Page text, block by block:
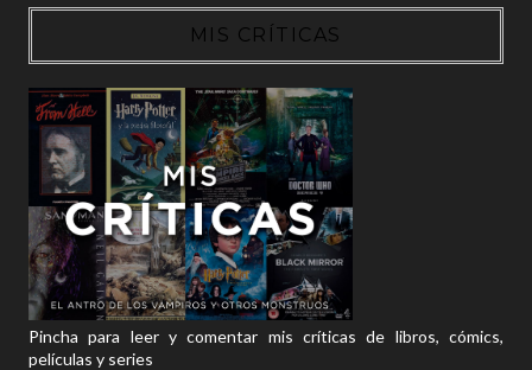
MIS CRÍTICAS
Pincha para leer y comentar mis críticas de libros, cómics,
películas y series